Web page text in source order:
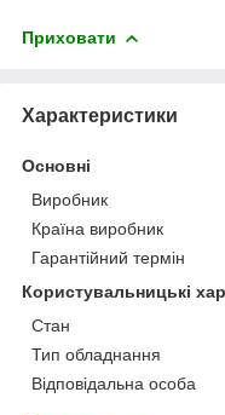
Приховати
Характеристики
Основні
Виробник
Країна виробник
Гарантійний термін
Користувальницькі
Стан
Тип обладнання
Відповідальна особа